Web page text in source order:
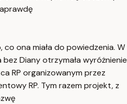
ona miała do powiedzenia. W
Diany otrzymała wyróżnienie
RP organizowanym przez
RP. Tym razem projekt, z